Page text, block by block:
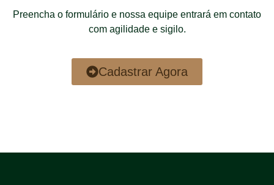
Preencha o formulário e nossa equipe entrará em contato
com agilidade e sigilo.
Cadastrar Agora